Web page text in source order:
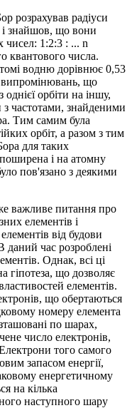
розрахував радіуси
і знайшов, що вони
чисел: 1:2:3 : ... n
квантового числа.
водню дорівнює 0,53
випромінювань, що
орбіти на іншу,
частотами, знайденими
Тим самим була
орбіт, а разом з тим
для таких
поширена і на атомну
пов'язано з деякими
важливе питання про
елементів і
від будови
даний час розроблені
Однак, всі ці
гіпотеза, що дозволяє
елементів.
що обертаються
номеру елемента
по шарах,
число електронів,
того самого
запасом енергії,
енергетичному
на кілька
наступного шару